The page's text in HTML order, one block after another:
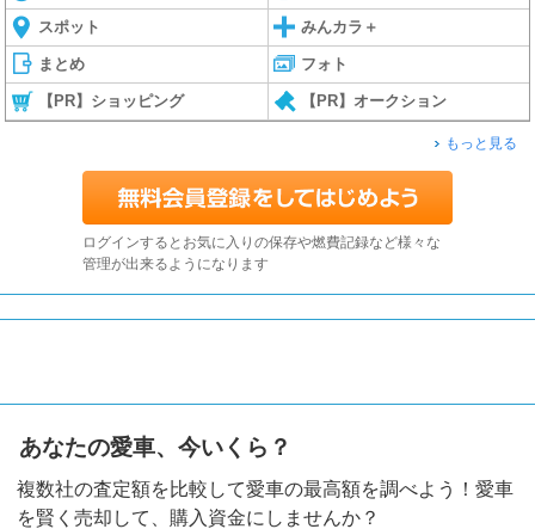
スポット みんカラ＋
まとめ フォト
【PR】ショッピング 【PR】オークション
もっと見る
ログインするとお気に入りの保存や燃費記録など様々な
管理が出来るようになります
あなたの愛車、今いくら？
複数社の査定額を比較して愛車の最高額を調べよう！愛車
を賢く売却して、購入資金にしませんか？